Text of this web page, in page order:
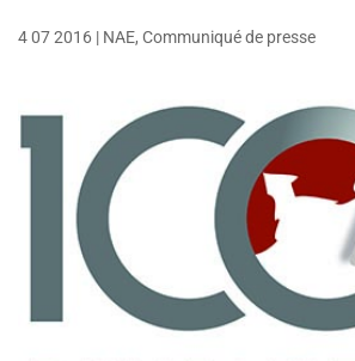
4 07 2016 | NAE, Communiqué de presse